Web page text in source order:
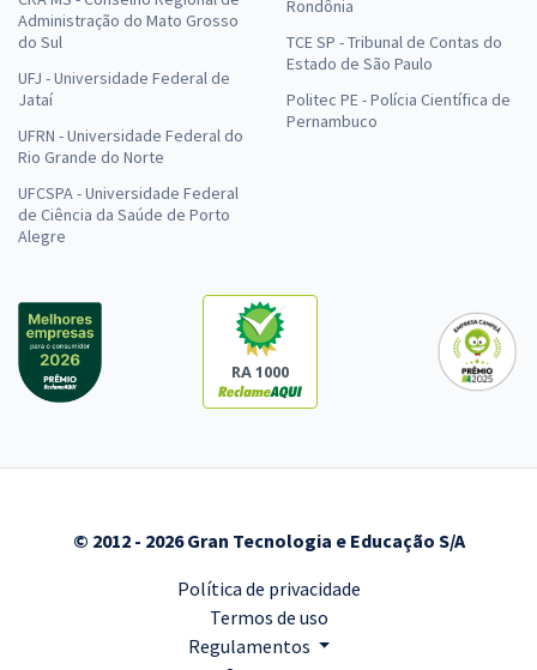
Administração do Mato Grosso
do Sul
UFJ - Universidade Federal de
Jataí
UFRN - Universidade Federal do
Rio Grande do Norte
UFCSPA - Universidade Federal
de Ciência da Saúde de Porto
Alegre
Rondônia
TCE SP - Tribunal de Contas do
Estado de São Paulo
Politec PE - Polícia Científica de
Pernambuco
RA 1000
© 2012 - 2026 Gran Tecnologia e Educação S/A
Política de privacidade
Termos de uso
Regulamentos